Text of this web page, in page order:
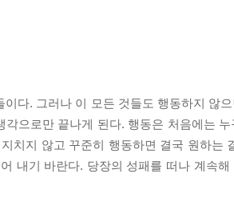
다. 그러나 이 모든 것들도 행동하지 않
으로만 끝나게 된다. 행동은 처음에는
치지 않고 꾸준히 행동하면 결국 원하는
내기 바란다. 당장의 성패를 떠나 계속